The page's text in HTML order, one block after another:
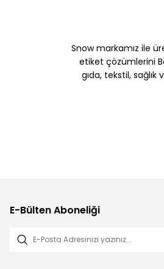
Snow markamız ile
etiket çözümlerini
gıda, tekstil,
E-Bülten Aboneliği